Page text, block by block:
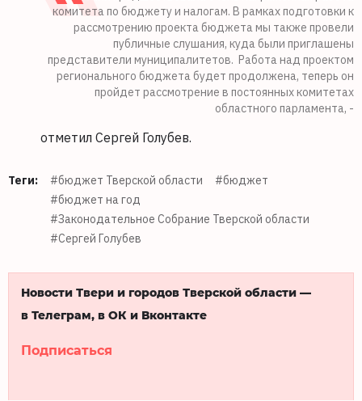
комитета по бюджету и налогам. В рамках подготовки к
рассмотрению проекта бюджета мы также провели
публичные слушания, куда были приглашены
представители муниципалитетов. Работа над проектом
регионального бюджета будет продолжена, теперь он
пройдет рассмотрение в постоянных комитетах
областного парламента, -
отметил Сергей Голубев.
Теги: #бюджет Тверской области
#бюджет
#бюджет на год
#Законодательное Собрание Тверской области
#Сергей Голубев
Новости Твери и городов Тверской области —
в Телеграм, в ОК и Вконтакте
Подписаться